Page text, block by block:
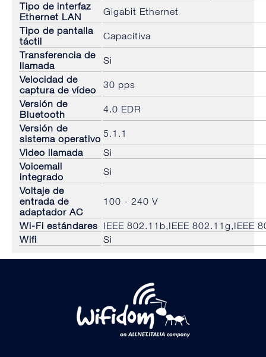
Tipo de interfaz
Ethernet LAN
Gigabit Ethernet
Tipo de pantalla
táctil
Capacitiva
Transferencia de
llamada
Si
Velocidad de
captura de vídeo
30 pps
Versión de
Bluetooth
4.0 EDR
Versión de
sistema operativo 5.1.1
Video llamada
Si
Voicemail
integrado
Si
Voltaje de
entrada de
adaptador AC
100 - 240 V
Wi-Fi estándares
IEEE 802.11b,IEEE 802.11g,IEEE
Wifi
Si